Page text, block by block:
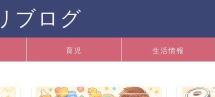
ブログ
育児 生活情報